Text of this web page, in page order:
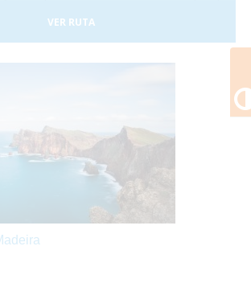
de un gran patrimonio cultural
Malta consta con tres islas
Malta, Gozo y Comino. No lo dudes
VER RUTA